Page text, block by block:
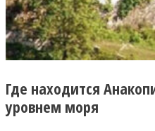
Где находится
уровнем моря